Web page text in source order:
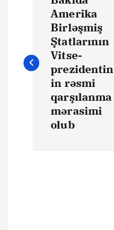
z
ı
Amerika
Birləşmiş
Ştatlarının
Vitse-
prezidentin
in rəsmi
qarşılanma
mərasimi
olub